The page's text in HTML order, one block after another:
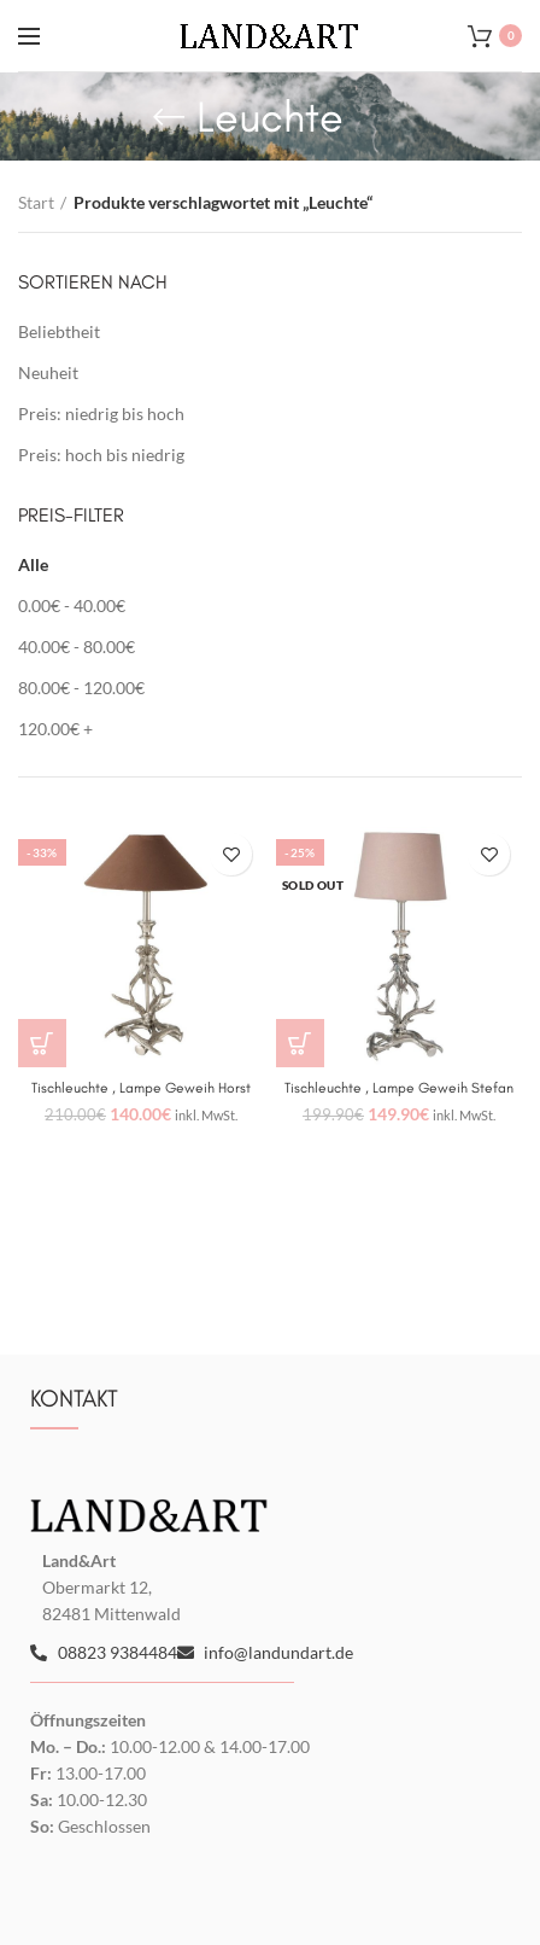
0
Leuchte
Start Produkte verschlagwortet mit „Leuchte“
SORTIEREN NACH
Beliebtheit
Neuheit
Preis: niedrig bis hoch
Preis: hoch bis niedrig
PREIS-FILTER
Alle
0.00€- 40.00€
40.00€- 80.00€
80.00€- 120.00€
120.00€+
-33%
Tischleuchte , Lampe Geweih Horst
210.00€ 140.00€ inkl. MwSt.
-25%
SOLD OUT
Tischleuchte , Lampe Geweih Stefan
199.90€ 149.90€ inkl. MwSt.
KONTAKT
Land&Art
Obermarkt 12,
82481 Mittenwald
08823 9384484
info@landundart.de
Öffnungszeiten
Mo. – Do.: 10.00-12.00 & 14.00-17.00
Fr: 13.00-17.00
Sa: 10.00-12.30
So: Geschlossen